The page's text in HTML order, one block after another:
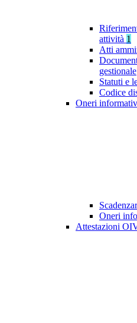
attività 1
Atti
gestionale
Statuti e
Codice
Oneri
Oneri
Attestazioni